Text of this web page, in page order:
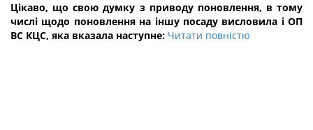
Цікаво, що свою думку з приводу поновлення, в тому
числі щодо поновлення на іншу посаду висловила і ОП
ВС КЦС, яка вказала наступне: Читати повністю